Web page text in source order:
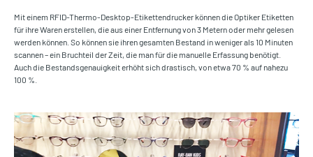
Mit einem RFID-Thermo-Desktop-Etikettendrucker können die Optiker Etiketten
für ihre Waren erstellen, die aus einer Entfernung von 3 Metern oder mehr gelesen
werden können. So können sie ihren gesamten Bestand in weniger als 10 Minuten
scannen – ein Bruchteil der Zeit, die man für die manuelle Erfassung benötigt.
Auch die Bestandsgenauigkeit erhöht sich drastisch, von etwa 70 % auf nahezu
100 %.